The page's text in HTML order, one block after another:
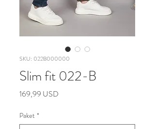
SKU: 022B000000
Slim fit 022-B
169,99 USD
Paket *